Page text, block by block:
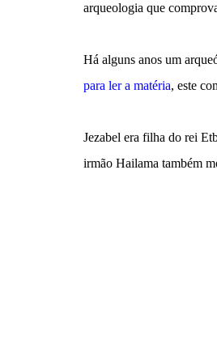
arqueologia que
Há alguns anos um
para ler a matéria, este
Jezabel era filha do rei
irmão Hailama também